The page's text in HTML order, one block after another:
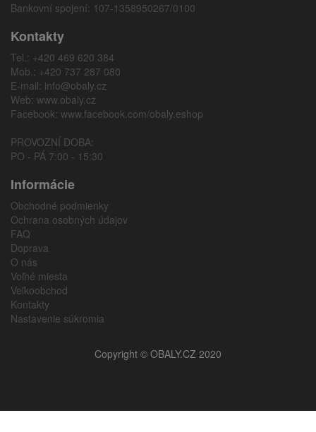
Bankovní spojení: 107-1358950267/0100
Kontakty
Tel.: +420 469 620 384
Mob.: +420 737 287 080
E-mail: info@obaly.cz
Web: www.obaly.cz
Facebook: www.facebook.com/obaly.eshop
PROVOZNÍ DOBA:
PO - PÁ 7:00 - 15:30
Informácie
Obchodné podmienky
Ochrana osobných údajov
FAQ
Doprava
O nás
Voľné miesta
Veľkoobchod
Kontakty
Nastavenie súkromia
Copyright © OBALY.CZ 2020